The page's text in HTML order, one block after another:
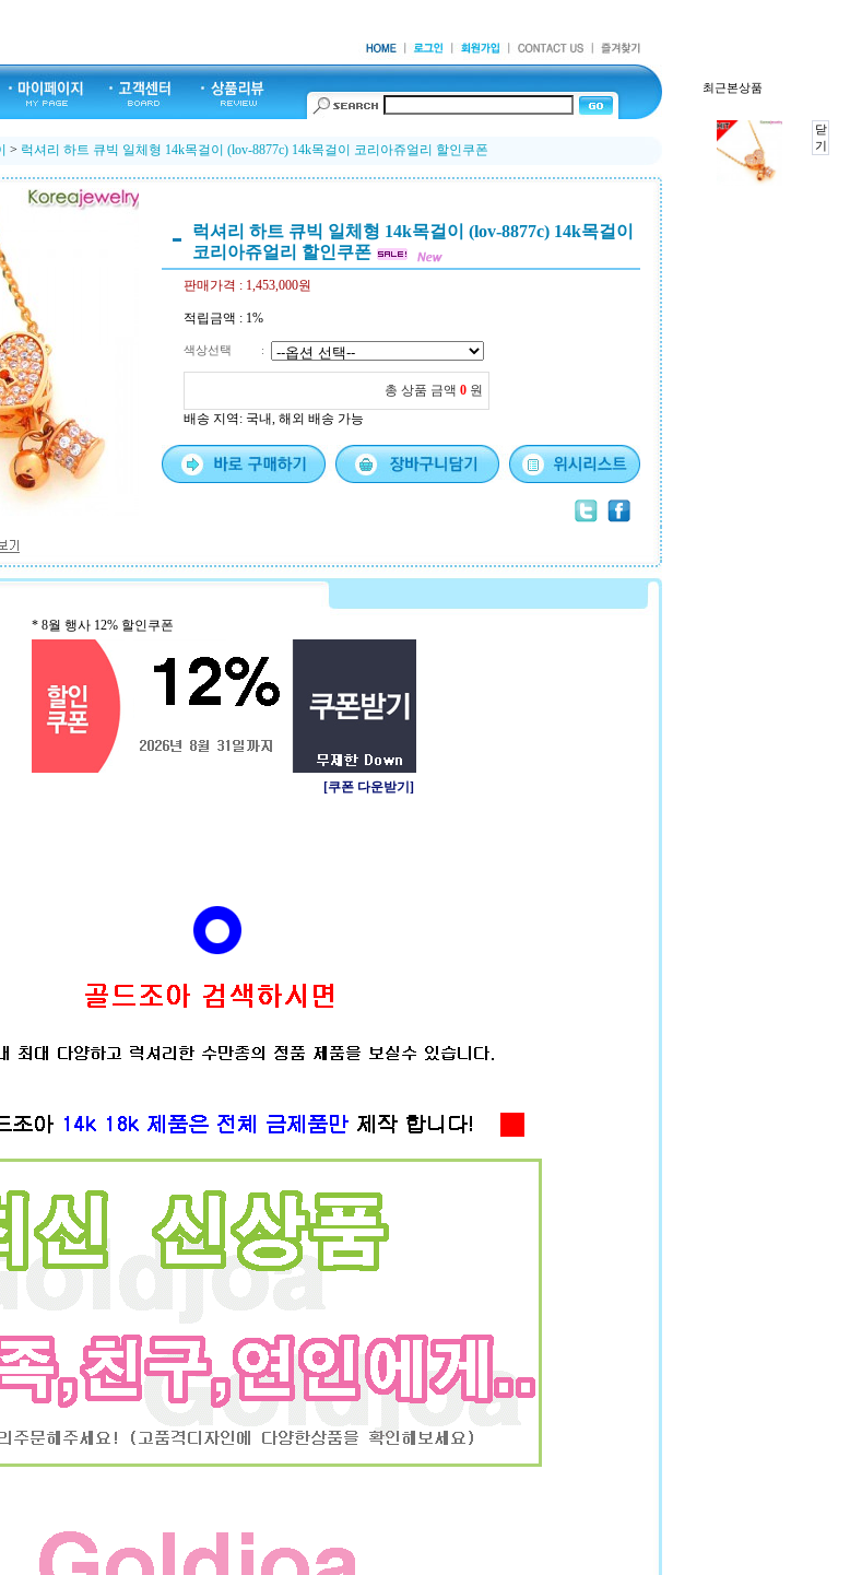
> 럭셔리 하트 큐빅 일체형 14k목걸이 (lov-8877c) 14k목걸이 코리아쥬얼리 할인쿠폰
럭셔리 하트 큐빅 일체형 14k목걸이 (lov-8877c) 14k목걸이
코리아쥬얼리 할인쿠폰
판매가격 : 1,453,000원
적립금액 : 1%
색상선택 :
총 상품 금액 0 원
배송 지역 : 국내, 해외 배송 가능
* 8월 행사 12% 할인쿠폰
[쿠폰 다운받기]
최근본상품
닫
기